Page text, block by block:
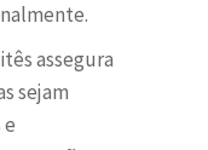
assegura
sejam